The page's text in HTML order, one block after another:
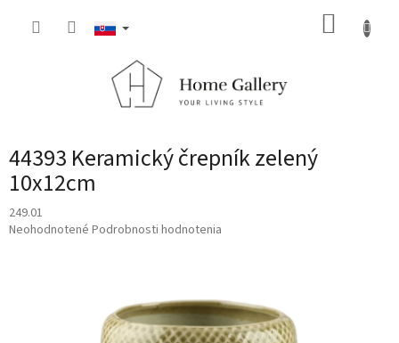
44393 Keramický črepník zelený
10x12cm
249.01
Priemerné
Neohodnotené Podrobnosti hodnotenia